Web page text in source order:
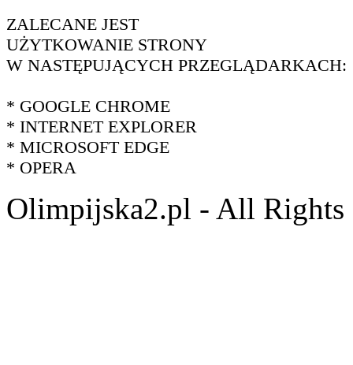
ZALECANE JEST
UŻYTKOWANIE STRONY
W NASTĘPUJĄCYCH PRZEGLĄDARKACH:
* GOOGLE CHROME
* INTERNET EXPLORER
* MICROSOFT EDGE
* OPERA
Olimpijska2.pl - All Rights